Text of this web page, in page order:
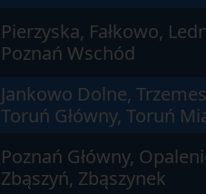
Pierzyska, Fałkowo,
Poznań Wschód
Jankowo Dolne,
Toruń Główny, Toruń
Poznań Główny,
Zbąszyń, Zbąszynek